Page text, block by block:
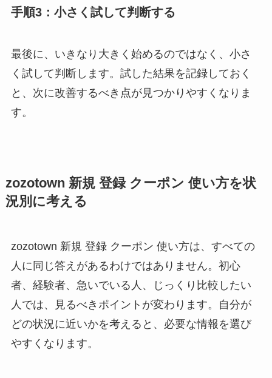
手順3：小さく試して判断する
最後に、いきなり大きく始めるのではなく、小さ
く試して判断します。試した結果を記録しておく
と、次に改善するべき点が見つかりやすくなりま
す。
zozotown 新規 登録 クーポン 使い方を状
況別に考える
zozotown 新規 登録 クーポン 使い方は、すべての
人に同じ答えがあるわけではありません。初心
者、経験者、急いでいる人、じっくり比較したい
人では、見るべきポイントが変わります。自分が
どの状況に近いかを考えると、必要な情報を選び
やすくなります。